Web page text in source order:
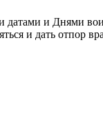
датами и Днями
и дать отпор